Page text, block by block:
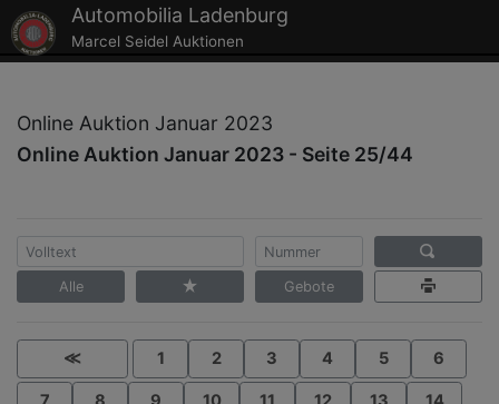
Automobilia Ladenburg
Marcel Seidel Auktionen
Online Auktion Januar 2023
Online Auktion Januar 2023 - Seite 25/44
Alle Gebote
≪ 1 2 3 4 5 6